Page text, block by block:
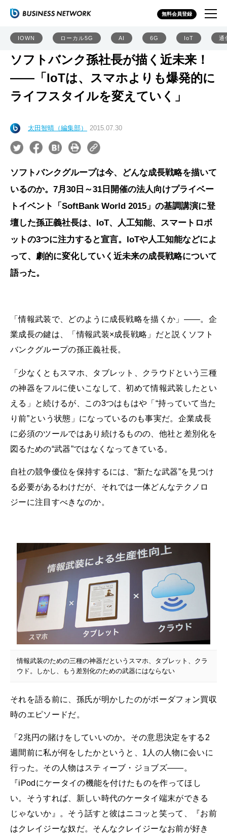
無料会員登録
IOWN ローカル5G AI 6G IoT 通
ソフトバンク孫社長が描く近未来！
――「IoTは、スマホよりも爆発的に
ライフスタイルを変えていく」
太田智晴（編集部） 2015.07.30
ソフトバンクグループは今、どんな成長戦略を描いて
いるのか。7月30日～31日開催の法人向けプライベー
トイベント「SoftBank World 2015」の基調講演に登
壇した孫正義社長は、IoT、人工知能、スマートロボ
ットの3つに注力すると宣言。IoTや人工知能などによ
って、劇的に変化していく近未来の成長戦略について
語った。
「情報武装で、どのように成長戦略を描くか」――。企
業成長の鍵は、「情報武装×成長戦略」だと説くソフト
バンクグループの孫正義社長。
「少なくともスマホ、タブレット、クラウドという三種
の神器をフルに使いこなして、初めて情報武装したとい
える」と続けるが、この3つはもはや「“持っていて当た
り前”という状態」になっているのも事実だ。企業成長
に必須のツールではあり続けるものの、他社と差別化を
図るための“武器”ではなくなってきている。
自社の競争優位を保持するには、“新たな武器”を見つけ
る必要があるわけだが、それでは一体どんなテクノロ
ジーに注目すべきなのか。
情報武装のための三種の神器だというスマホ、タブレット、クラ
ウド。しかし、もう差別化のための武器にはならない
それを語る前に、孫氏が明かしたのがボーダフォン買収
時のエピソードだ。
「2兆円の賭けをしていいのか。その意思決定をする2
週間前に私が何をしたかというと、1人の人物に会いに
行った。その人物はスティーブ・ジョブズ――。
『iPodにケータイの機能を付けたものを作ってほし
い。そうすれば、新しい時代のケータイ端末ができる
じゃないか』。そう話すと彼はニコッと笑って、『お前
はクレイジーな奴だ。そんなクレイジーなお前が好き